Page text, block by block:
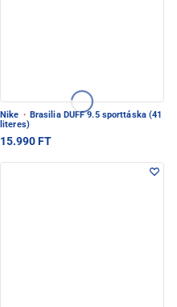
Nike · Brasilia DUFF 9.5 sporttáska (41
literes)
15.990 FT